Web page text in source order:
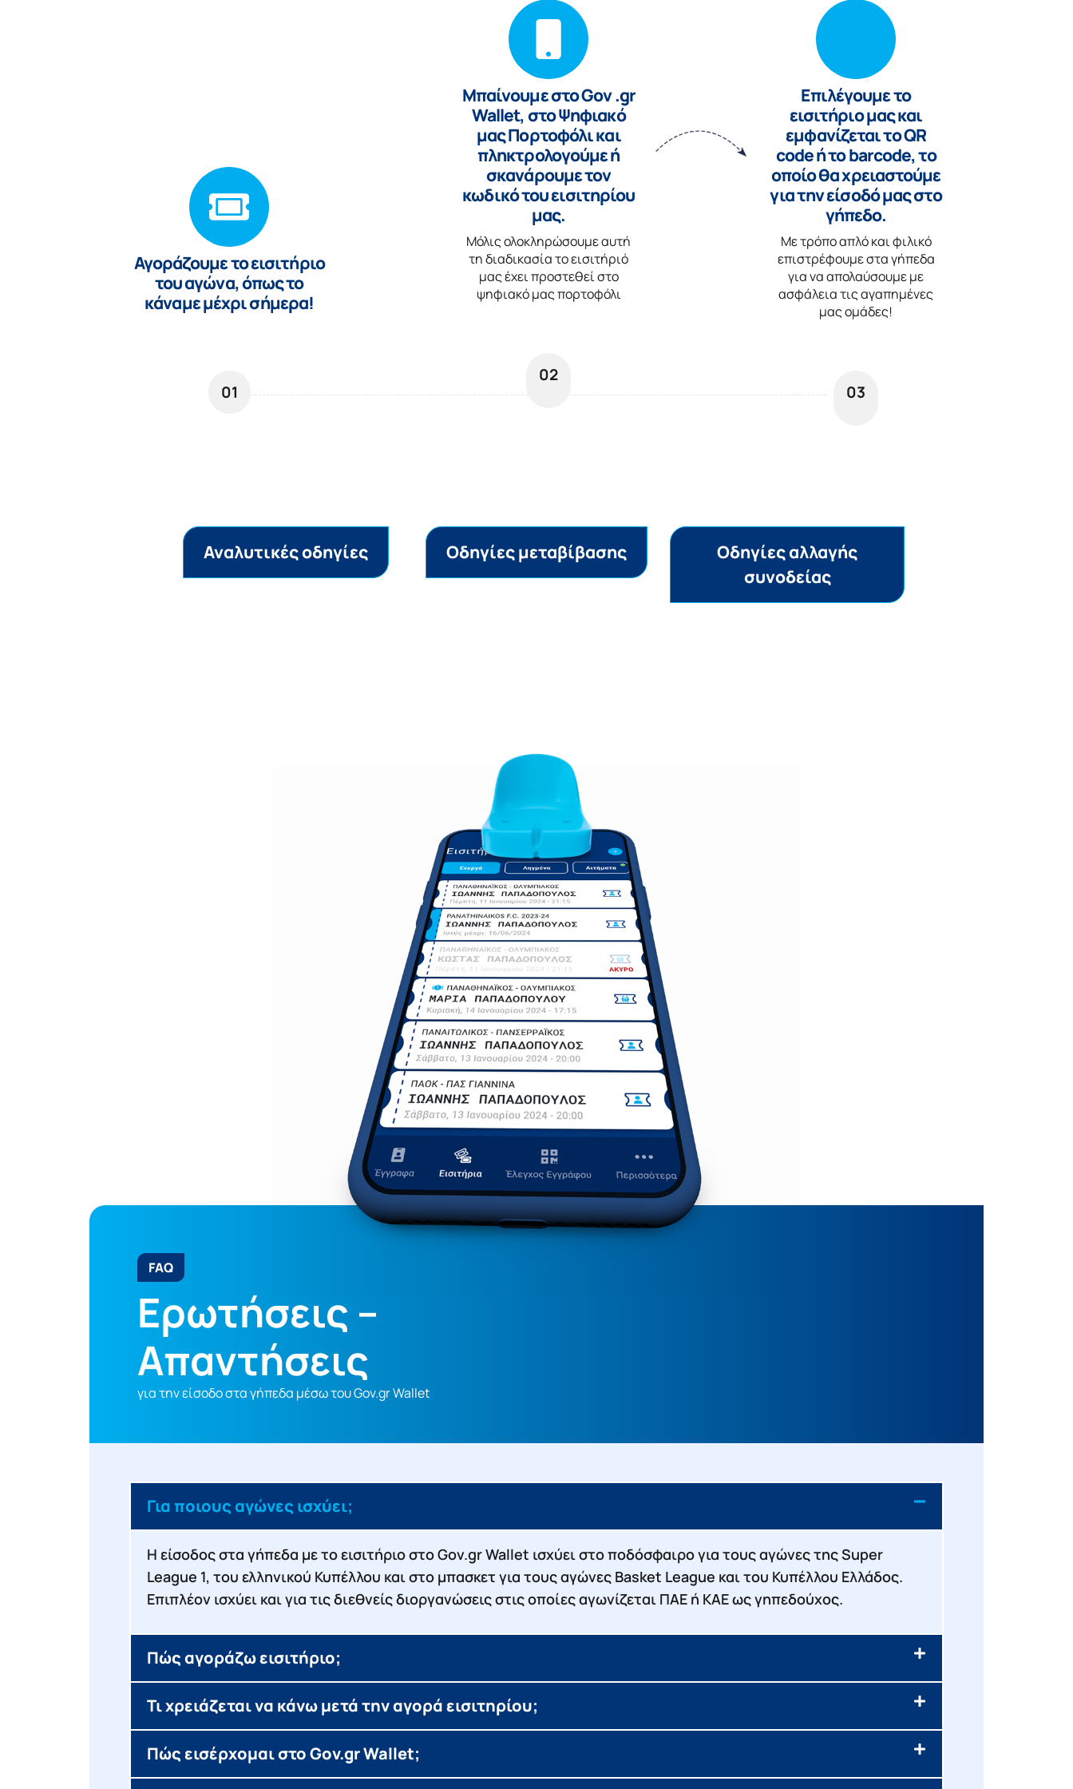
Αγoράζουμε το εισιτήριο
του αγώνα, όπως το
κάναμε μέχρι σήμερα!
01
Μπαίνουμε στο Gov .gr
Wallet, στο Ψηφιακό
μας Πορτοφόλι και
πληκτρολογούμε ή
σκανάρουμε τον
κωδικό του εισιτηρίου
μας.
Μόλις ολοκληρώσουμε αυτή
τη διαδικασία το εισιτήριό
μας έχει προστεθεί στο
ψηφιακό μας πορτοφόλι
02
Επιλέγουμε το
εισιτήριο μας και
εμφανίζεται το QR
code ή το barcode, το
οποίο θα χρειαστούμε
για την είσοδό μας στο
γήπεδο.
Με τρόπο απλό και φιλικό
επιστρέφουμε στα γήπεδα
για να απολαύσουμε με
ασφάλεια τις αγαπημένες
μας ομάδες!
03
Αναλυτικές οδηγίες Οδηγίες μεταβίβασης
Oδηγίες αλλαγής
συνοδείας
FAQ
Ερωτήσεις –
Απαντήσεις
για την είσοδο στα γήπεδα μέσω του Gov.gr Wallet
Για ποιους αγώνες ισχύει;
Η είσοδος στα γήπεδα με το εισιτήριο στο Gov.gr Wallet ισχύει στο ποδόσφαιρο για τους αγώνες της Super
League 1, του ελληνικού Κυπέλλου και στο μπασκετ για τους αγώνες Basket League και του Κυπέλλου Ελλάδος.
Επιπλέον ισχύει και για τις διεθνείς διοργανώσεις στις οποίες αγωνίζεται ΠΑΕ ή ΚΑΕ ως γηπεδούχος.
Πώς αγοράζω εισιτήριο;
Τι χρειάζεται να κάνω μετά την αγορά εισιτηρίου;
Πώς εισέρχομαι στο Gov.gr Wallet;